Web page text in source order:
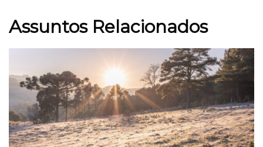
Assuntos Relacionados